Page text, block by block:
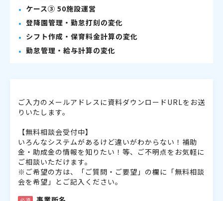
ケース③ 50施設運営
登降園管理・勤怠打刻の変化
シフト作成・保育料金計算の変化
勤怠管理・給与計算の変化
ご入力のメールアドレスに資料ダウンロードURLをお送
りいたします。
【無料相談会受付中】
いろんなシステムがあるけど違いがわからない！補助
金・助成金の情報を知りたい！等、ご不明点をお気軽に
ご相談いただけます。
※ご希望の方は、「ご質問・ご要望」の欄に「無料相談
会を希望」とご記入ください。